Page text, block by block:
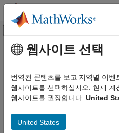
콘텐츠로 바로 가기
오프캔버스 탐색
문서 홈
DSP System Toolbox
필터 구현
카테고리
싱글레이트 필터
주요 콘텐츠
멀티레이트 및 다
데시메이션, 보간, 레이트 변환,
멀티레이트 필터는 레이트가 변
이미징을 발생시키지 않고 디
디지털 필터입니다. 이러한 필터
데시메이터, 샘플 레이트를 증가
웹사이트 선택
번역된 콘텐츠를 보고 지역별 이벤
웹사이트를 선택하십시오. 현재 계
웹사이트를 권장합니다: United
United States